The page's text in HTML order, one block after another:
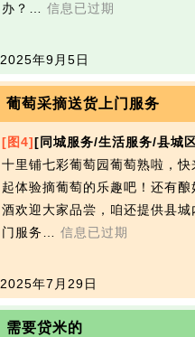
办？… 信息已过期
2025年9月5日
葡萄采摘送货上门服务
[图4][同城服务/生活服务/县城
十里铺七彩葡萄园葡萄熟啦，快
起体验摘葡萄的乐趣吧！还有酿
酒欢迎大家品尝，咱还提供县城
门服务… 信息已过期
2025年7月29日
需要贷米的